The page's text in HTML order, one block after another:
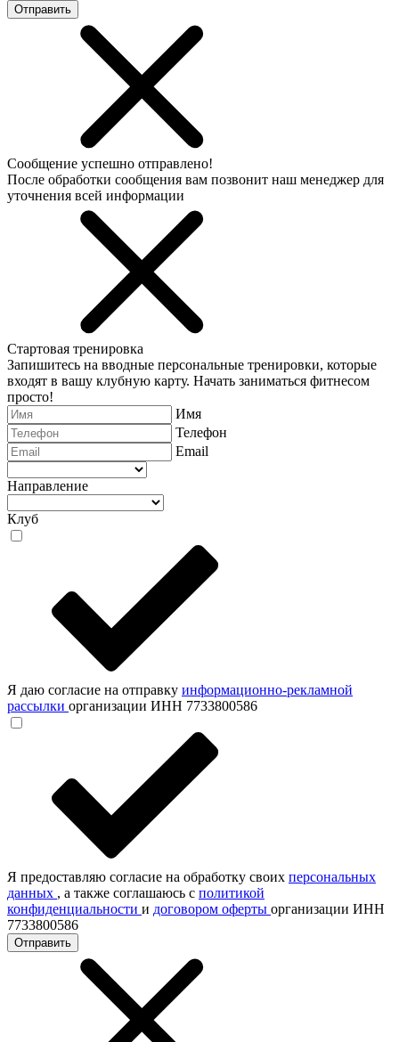
Отправить
Сообщение успешно отправлено!
После обработки сообщения вам позвонит наш менеджер для
уточнения всей информации
Стартовая тренировка
Запишитесь на вводные персональные тренировки, которые
входят в вашу клубную карту. Начать заниматься фитнесом
просто!
Имя
Телефон
Email
Направление
Клуб
Я даю согласие на отправку информационно-рекламной
рассылки организации ИНН 7733800586
Я предоставляю согласие на обработку своих персональных
данных , а также соглашаюсь с политикой
конфиденциальности и договором оферты организации ИНН
7733800586
Отправить